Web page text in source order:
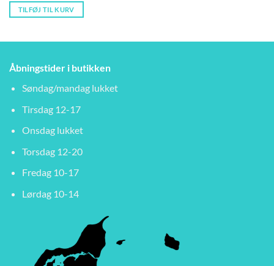
TILFØJ TIL KURV
Åbningstider i butikken
Søndag/mandag lukket
Tirsdag 12-17
Onsdag lukket
Torsdag 12-20
Fredag 10-17
Lørdag 10-14